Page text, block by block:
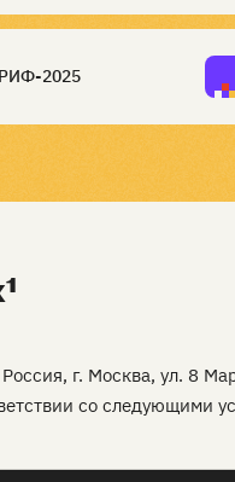
РИФ-2025
1
г. Москва, ул. 8
со следующими